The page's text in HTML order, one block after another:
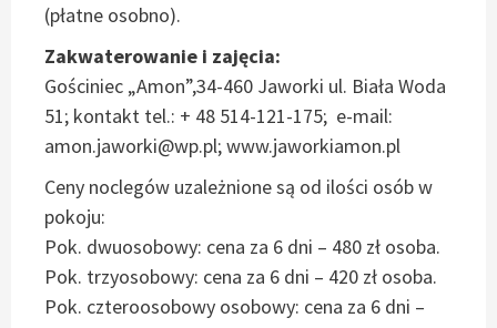
(płatne osobno).
Zakwaterowanie i zajęcia:
Gościniec „Amon”,34-460 Jaworki ul. Biała Woda
51; kontakt tel.: + 48 514-121-175; e-mail:
amon.jaworki@wp.pl; www.jaworkiamon.pl
Ceny noclegów uzależnione są od ilości osób w
pokoju:
Pok. dwuosobowy: cena za 6 dni – 480 zł osoba.
Pok. trzyosobowy: cena za 6 dni – 420 zł osoba.
Pok. czteroosobowy osobowy: cena za 6 dni –